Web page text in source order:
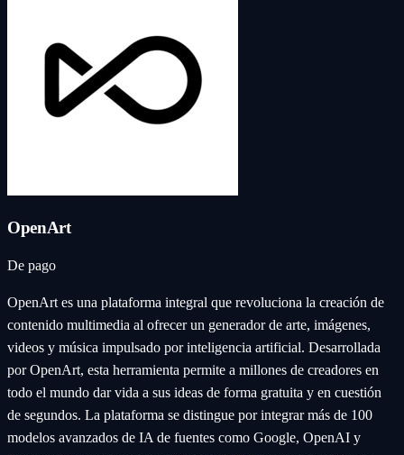
OpenArt
De pago
OpenArt es una plataforma integral que revoluciona la creación de
contenido multimedia al ofrecer un generador de arte, imágenes,
videos y música impulsado por inteligencia artificial. Desarrollada
por OpenArt, esta herramienta permite a millones de creadores en
todo el mundo dar vida a sus ideas de forma gratuita y en cuestión
de segundos. La plataforma se distingue por integrar más de 100
modelos avanzados de IA de fuentes como Google, OpenAI y